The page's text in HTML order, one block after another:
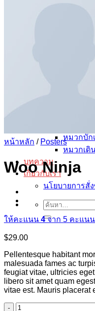
กระเป๋า
หมวกแ
หมวกบัก
หมวกเดิ
บทความ
เกี่ยวกับเรา
นโยบายการสั่
ค้นหา:
หน้าหลัก / Posters
Woo Ninja
ให้คะแนน 4จาก 5 คะแน
$29.00
Pellentesque habitant
malesuada fames ac
feugiat vitae, ultricies
libero sit amet quam
vitae est. Mauris placerat
จำนวน